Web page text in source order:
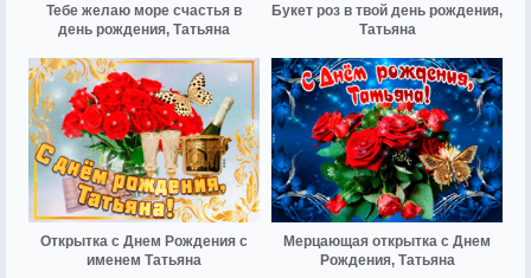
Тебе желаю море счастья в
день рождения, Татьяна
Букет роз в твой день рождения,
Татьяна
Открытка с Днем Рождения с
именем Татьяна
Мерцающая открытка с Днем
Рождения, Татьяна